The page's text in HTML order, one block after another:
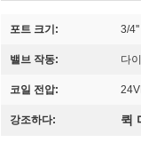
포트 크기: 3/4''
밸브 작동: 다
코일 전압:
강조하다: 퀵